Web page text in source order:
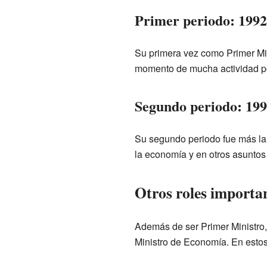
Primer periodo: 1992
Su primera vez como Primer
momento de mucha actividad
Segundo periodo:
Su segundo periodo fue más
la economía y en otros
Otros roles
Además de ser Primer
Ministro de Economía. En